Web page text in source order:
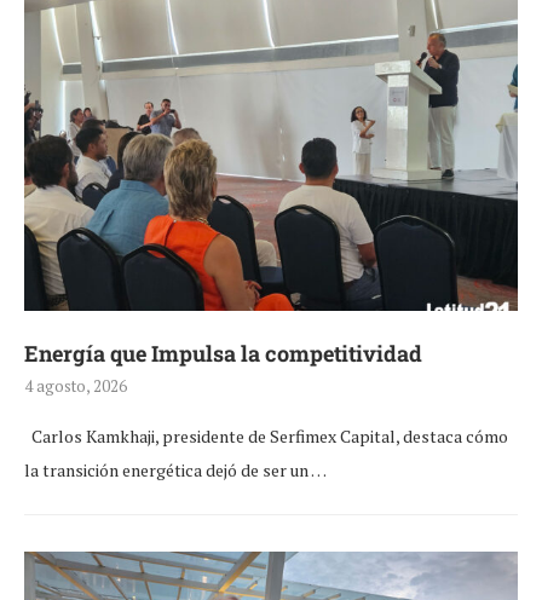
Energía que Impulsa la competitividad
4 agosto, 2026
Carlos Kamkhaji, presidente de Serfimex Capital, destaca cómo
la transición energética dejó de ser un …